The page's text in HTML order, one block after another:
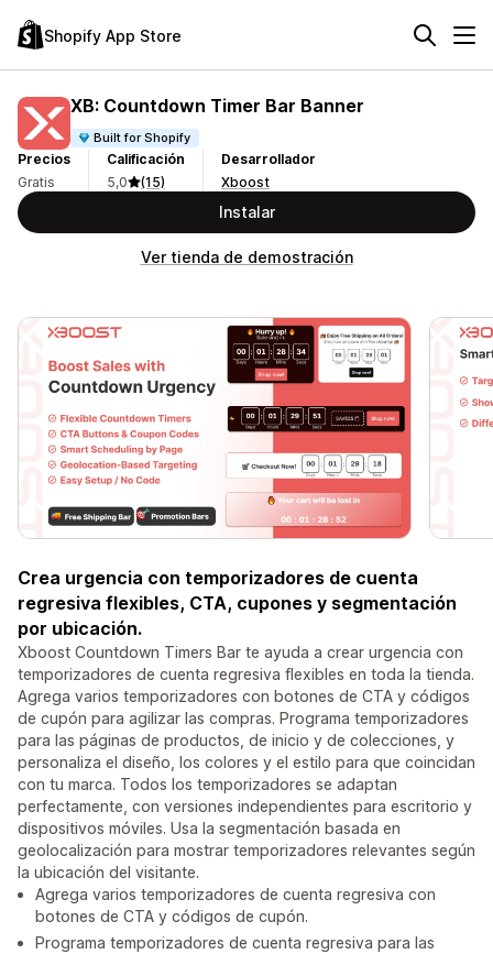
Shopify App Store
XB: Countdown Timer Bar Banner
Built for Shopify
Precios
Gratis
Calificación
5,0
(15)
Desarrollador
Xboost
Instalar
Ver tienda de demostración
Crea urgencia con temporizadores de cuenta
regresiva flexibles, CTA, cupones y segmentación
por ubicación.
Xboost Countdown Timers Bar te ayuda a crear urgencia con
temporizadores de cuenta regresiva flexibles en toda la tienda.
Agrega varios temporizadores con botones de CTA y códigos
de cupón para agilizar las compras. Programa temporizadores
para las páginas de productos, de inicio y de colecciones, y
personaliza el diseño, los colores y el estilo para que coincidan
con tu marca. Todos los temporizadores se adaptan
perfectamente, con versiones independientes para escritorio y
dispositivos móviles. Usa la segmentación basada en
geolocalización para mostrar temporizadores relevantes según
la ubicación del visitante.
Agrega varios temporizadores de cuenta regresiva con
botones de CTA y códigos de cupón.
Programa temporizadores de cuenta regresiva para las